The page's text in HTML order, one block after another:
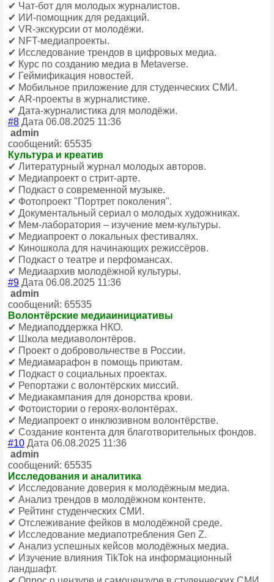
✔ Чат-бот для молодых журналистов.
✔ ИИ-помощник для редакций.
✔ VR-экскурсии от молодёжи.
✔ NFT-медиапроекты.
✔ Исследование трендов в цифровых медиа.
✔ Курс по созданию медиа в Metaverse.
✔ Геймификация новостей.
✔ Мобильное приложение для студенческих СМИ.
✔ AR-проекты в журналистике.
✔ Дата-журналистика для молодёжи.
#8 Дата 06.08.2025 11:36
admin
сообщений: 65535
Культура и креатив
✔ Литературный журнал молодых авторов.
✔ Медиапроект о стрит-арте.
✔ Подкаст о современной музыке.
✔ Фотопроект "Портрет поколения".
✔ Документальный сериал о молодых художниках.
✔ Мем-лаборатория – изучение мем-культуры.
✔ Медиапроект о локальных фестивалях.
✔ Киношкола для начинающих режиссёров.
✔ Подкаст о театре и перфомансах.
✔ Медиаархив молодёжной культуры.
#9 Дата 06.08.2025 11:36
admin
сообщений: 65535
Волонтёрские медиаинициативы
✔ Медиаподдержка НКО.
✔ Школа медиаволонтёров.
✔ Проект о добровольчестве в России.
✔ Медиамарафон в помощь приютам.
✔ Подкаст о социальных проектах.
✔ Репортажи с волонтёрских миссий.
✔ Медиакампания для донорства крови.
✔ Фотоистории о героях-волонтёрах.
✔ Медиапроект о инклюзивном волонтёрстве.
✔ Создание контента для благотворительных фондов.
#10 Дата 06.08.2025 11:36
admin
сообщений: 65535
Исследования и аналитика
✔ Исследование доверия к молодёжным медиа.
✔ Анализ трендов в молодёжном контенте.
✔ Рейтинг студенческих СМИ.
✔ Отслеживание фейков в молодёжной среде.
✔ Исследование медиапотребления Gen Z.
✔ Анализ успешных кейсов молодёжных медиа.
✔ Изучение влияния TikTok на информационный
ландшафт.